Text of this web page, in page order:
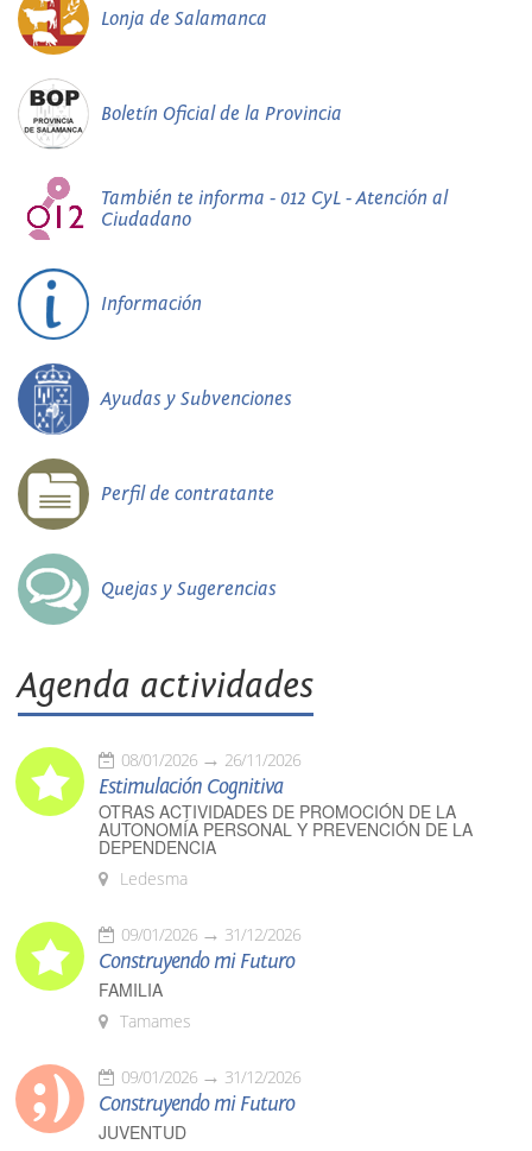
Lonja de Salamanca
Boletín Oficial de la Provincia
También te informa - 012 CyL - Atención al
Ciudadano
Información
Ayudas y Subvenciones
Perfil de contratante
Quejas y Sugerencias
Agenda actividades
08/01/2026 26/11/2026
Estimulación Cognitiva
OTRAS ACTIVIDADES DE PROMOCIÓN DE LA
AUTONOMÍA PERSONAL Y PREVENCIÓN DE LA
DEPENDENCIA
Ledesma
09/01/2026 31/12/2026
Construyendo mi Futuro
FAMILIA
Tamames
09/01/2026 31/12/2026
Construyendo mi Futuro
JUVENTUD